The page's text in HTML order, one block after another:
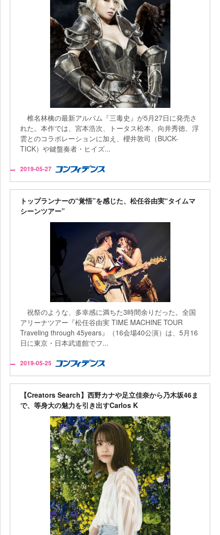
椎名林檎の最新アルバム『三毒史』が5月27日に発売さ
れた。本作では、宮本浩次、トータス松本、向井秀徳、浮
雲とのコラボレーションに加え、櫻井敦司（BUCK-
TICK）や鍵盤奏者・ヒイズ...
2019-05-27
トップランナーの“覚悟”を感じた、松任谷由実“タイムマ
シーンツアー”
祝祭のような、多幸感に満ちた3時間余りだった。全国
アリーナツアー『松任谷由実 TIME MACHINE TOUR
Traveling through 45years』（16会場40公演）は、5月16
日に東京・日本武道館でフ...
2019-05-25
【Creators Search】西野カナや足立佳奈から乃木坂46ま
で、等身大の魅力を引き出すCarlos K